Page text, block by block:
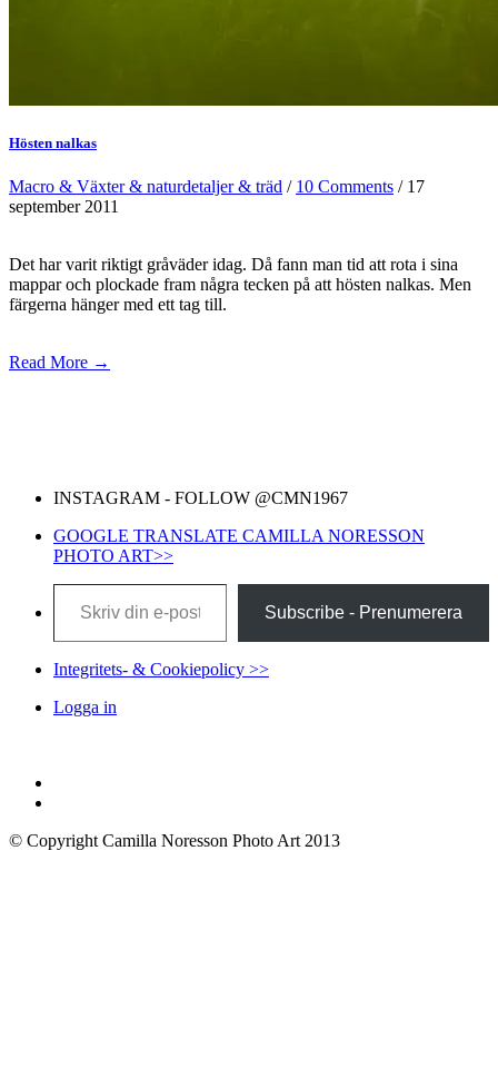
Hösten nalkas
Macro & Växter & naturdetaljer & träd / 10 Comments / 17
september 2011
Det har varit riktigt gråväder idag. Då fann man tid att rota i sina
mappar och plockade fram några tecken på att hösten nalkas. Men
färgerna hänger med ett tag till.
Read More →
INSTAGRAM - FOLLOW @CMN1967
GOOGLE TRANSLATE CAMILLA NORESSON
PHOTO ART>>
Skriv din e-post …
Subscribe - Prenumerera
Integritets- & Cookiepolicy >>
Logga in
© Copyright Camilla Noresson Photo Art 2013